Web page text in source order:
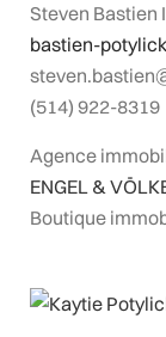
Steven Bastien
bastien-
(514) 922-8319
Agence
ENGEL &
Boutique